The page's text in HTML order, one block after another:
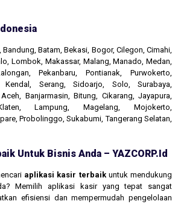
Batam, Bekasi, Bogor, Cilegon, Cimahi,
Lombok, Makassar, Malang, Manado, Medan,
Pekanbaru, Pontianak, Purwokerto,
Kendal, Serang, Sidoarjo, Solo, Surabaya,
Banjarmasin, Bitung, Cikarang, Jayapura,
Lampung, Magelang, Mojokerto,
Probolinggo, Sukabumi, Tangerang Selatan,
Untuk Bisnis Anda – YAZCORP.id
aplikasi kasir terbaikuntuk mendukung
Memilih aplikasi kasir yang tepat sangat
efisiensi dan mempermudah pengelolaan